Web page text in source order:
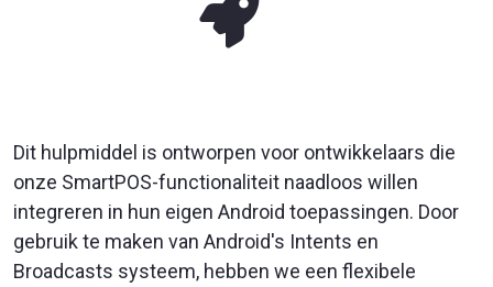
Dit hulpmiddel is ontworpen voor ontwikkelaars die
onze SmartPOS-functionaliteit naadloos willen
integreren in hun eigen Android toepassingen. Door
gebruik te maken van Android's Intents en
Broadcasts systeem, hebben we een flexibele